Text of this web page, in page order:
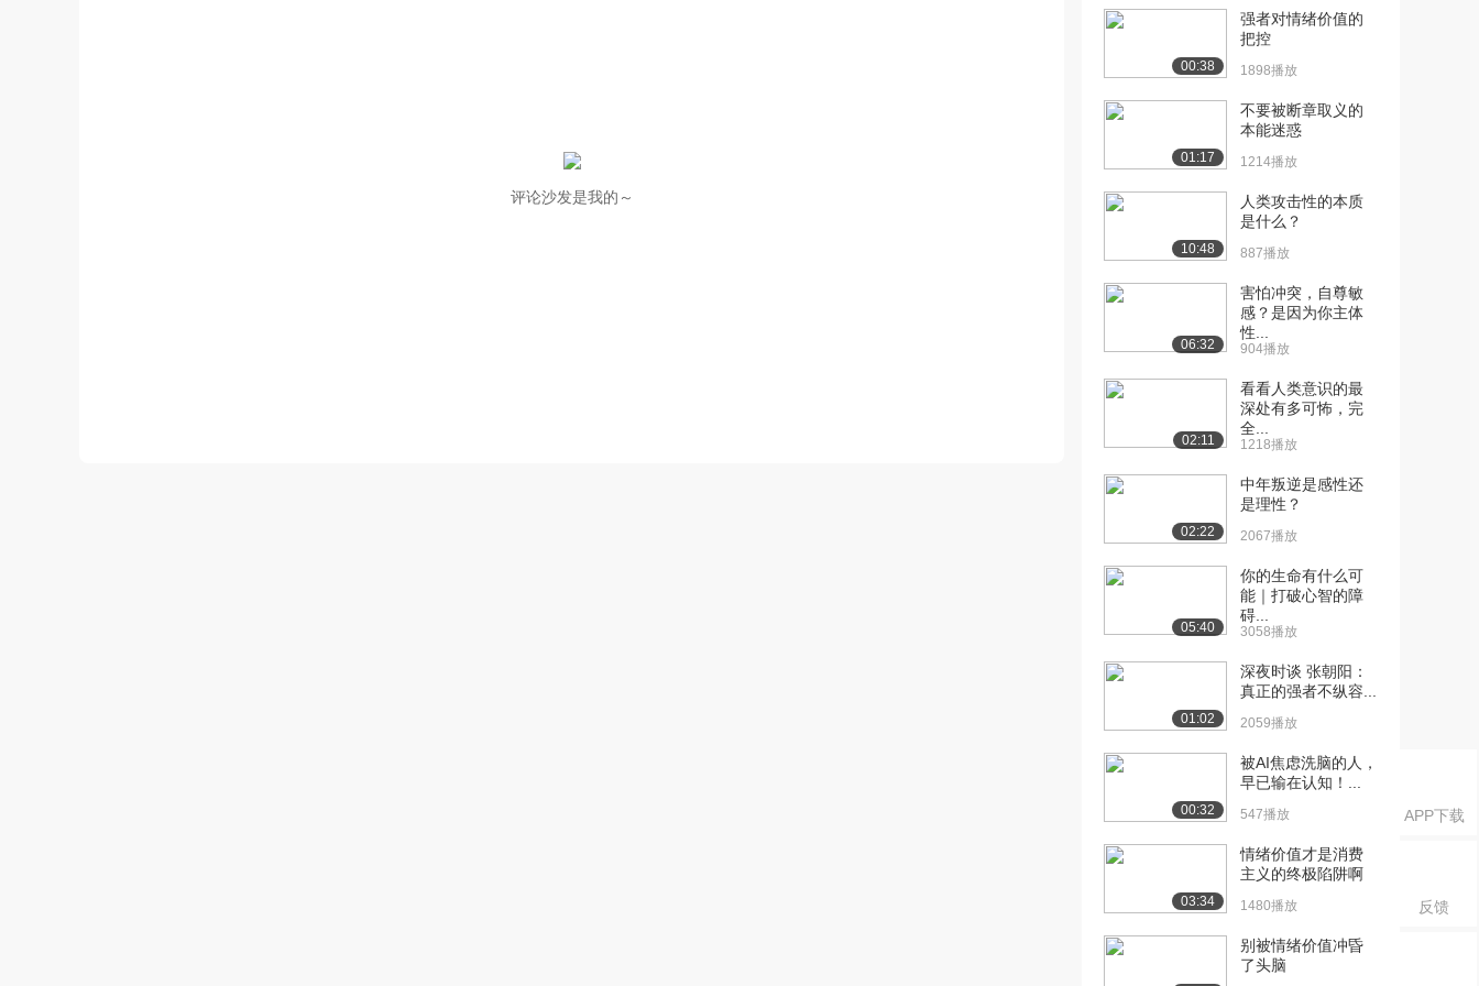
APP下载
反馈
评论沙发是我的～
[10] 《沟通心理学》：3.4
选择性客体
10.5万播放
[11] 《沟通心理学》：4.1
人际互动软肋...
11.6万播放
[12] 《沟通心理学》：4.2
人际交往之生...
10.1万播放
14:54
[13] 《沟通心理学》：4.3
11:29
[14] 《沟通心理学》：4.4
10:23
[15] 《沟通心理学》：5.1
13:31
[16] 《沟通心理学》：5.2
冲突与接触
互动语言与表...
流言的群体无...
社会行为刺激...
[20] 《沟通心理学》：6.2
社会人格莽撞...
00:38
强者对情绪价值的
把控
1898播放
01:17
不要被断章取义的
本能迷惑
1214播放
10:48
人类攻击性的本质
是什么？
887播放
06:32
害怕冲突，自尊敏
感？是因为你主体
性...
904播放
02:11
看看人类意识的最
深处有多可怖，完
全...
1218播放
02:22
中年叛逆是感性还
是理性？
2067播放
05:40
你的生命有什么可
能｜打破心智的障
碍...
3058播放
01:02
深夜时谈 张朝阳：
真正的强者不纵容...
2059播放
00:32
被AI焦虑洗脑的人，
早已输在认知！...
547播放
03:34
情绪价值才是消费
主义的终极陷阱啊
1480播放
别被情绪价值冲昏
了头脑